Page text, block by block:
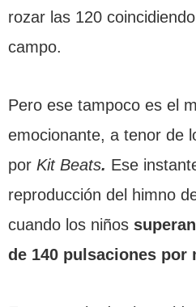
rozar las 120
campo.
Pero ese tampoco es el
emocionante, a tenor de
por Kit Beats. Ese
reproducción del himno
cuando los niños
de 140 pulsaciones por